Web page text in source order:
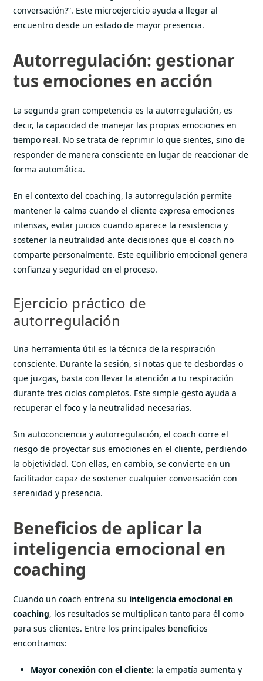
conversación?”. Este microejercicio ayuda a llegar al
encuentro desde un estado de mayor presencia.
Autorregulación: gestionar
tus emociones en acción
La segunda gran competencia es la autorregulación, es
decir, la capacidad de manejar las propias emociones en
tiempo real. No se trata de reprimir lo que sientes, sino de
responder de manera consciente en lugar de reaccionar de
forma automática.
En el contexto del coaching, la autorregulación permite
mantener la calma cuando el cliente expresa emociones
intensas, evitar juicios cuando aparece la resistencia y
sostener la neutralidad ante decisiones que el coach no
comparte personalmente. Este equilibrio emocional genera
confianza y seguridad en el proceso.
Ejercicio práctico de
autorregulación
Una herramienta útil es la técnica de la respiración
consciente. Durante la sesión, si notas que te desbordas o
que juzgas, basta con llevar la atención a tu respiración
durante tres ciclos completos. Este simple gesto ayuda a
recuperar el foco y la neutralidad necesarias.
Sin autoconciencia y autorregulación, el coach corre el
riesgo de proyectar sus emociones en el cliente, perdiendo
la objetividad. Con ellas, en cambio, se convierte en un
facilitador capaz de sostener cualquier conversación con
serenidad y presencia.
Beneficios de aplicar la
inteligencia emocional en
coaching
Cuando un coach entrena su inteligencia emocional en
coaching, los resultados se multiplican tanto para él como
para sus clientes. Entre los principales beneficios
encontramos:
Mayor conexión con el cliente: la empatía aumenta y